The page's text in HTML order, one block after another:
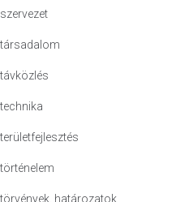
szervezet
társadalom
távközlés
technika
területfejlesztés
történelem
törvények, határozatok